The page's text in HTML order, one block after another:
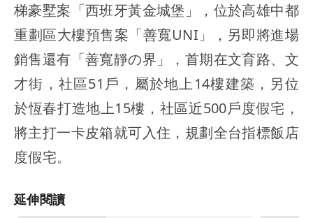
梯豪墅案「西班牙黃金城堡」，位於高雄中都
重劃區大樓預售案「善寬UNI」，另即將進場
銷售還有「善寬靜の界」，首期在文育路、文
才街，社區51戶，屬於地上14樓建築，另位
於恆春打造地上15樓，社區近500戶度假宅，
將主打一卡皮箱就可入住，規劃全台指標飯店
度假宅。
延伸閱讀